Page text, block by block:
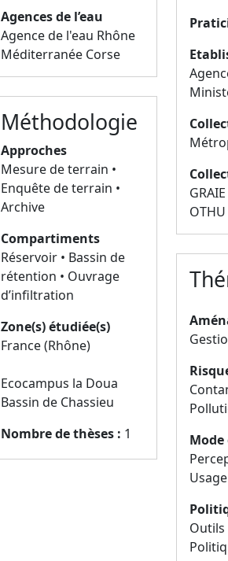
Agences de l’eau
Agence de l'eau Rhône
Méditerranée Corse
Méthodologie
Approches
Mesure de terrain •
Enquête de terrain •
Archive
Compartiments
Réservoir • Bassin de
rétention • Ouvrage
d’infiltration
Zone(s) étudiée(s)
France (Rhône)
Ecocampus la Doua
Bassin de Chassieu
Nombre de thèses : 1
GRAIE
OTHU
Mode
Usage
Outils